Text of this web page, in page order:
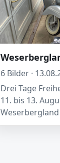
6 Bilder ·
Drei Tage
11. bis 13.